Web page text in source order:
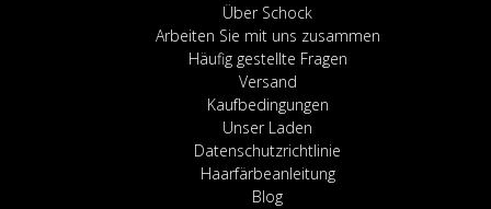
Über Schock
Arbeiten Sie mit uns zusammen
Häufig gestellte Fragen
Versand
Kaufbedingungen
Unser Laden
Datenschutzrichtlinie
Haarfärbeanleitung
Blog